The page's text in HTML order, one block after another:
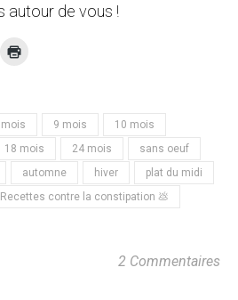
autour de vous !
mois 9 mois
10 mois
18 mois 24 mois
sans oeuf
automne hiver
plat du midi
Recettes contre la constipation 💩
2 Commentaires